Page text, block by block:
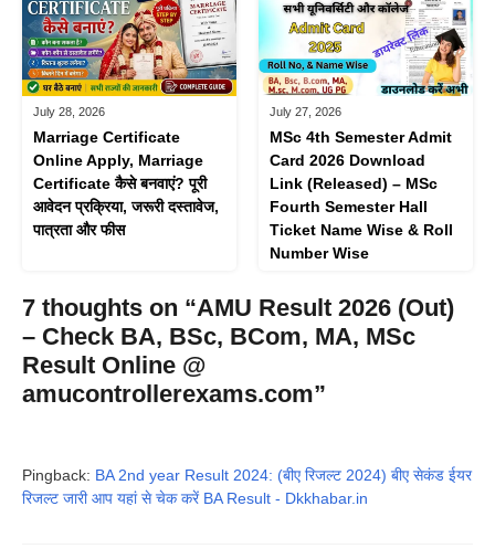
July 28, 2026
Marriage Certificate
Online Apply, Marriage
Certificate कैसे बनवाएं? पूरी
आवेदन प्रक्रिया, जरूरी दस्तावेज,
पात्रता और फीस
July 27, 2026
MSc 4th Semester Admit
Card 2026 Download
Link (Released) – MSc
Fourth Semester Hall
Ticket Name Wise & Roll
Number Wise
7 thoughts on “AMU Result 2026 (Out)
– Check BA, BSc, BCom, MA, MSc
Result Online @
amucontrollerexams.com”
Pingback: BA 2nd year Result 2024: (बीए रिजल्ट 2024) बीए सेकंड ईयर
रिजल्ट जारी आप यहां से चेक करें BA Result - Dkkhabar.in